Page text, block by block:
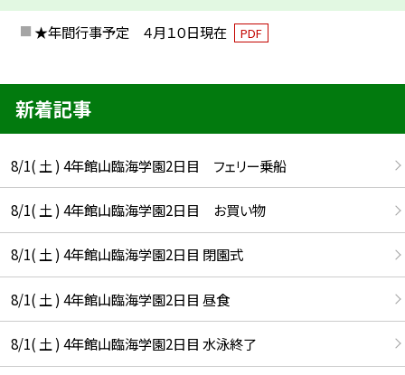
★年間行事予定 ４月１０日現在 PDF
新着記事
8/1( 土 ) 4年館山臨海学園2日目 フェリー乗船
8/1( 土 ) 4年館山臨海学園2日目 お買い物
8/1( 土 ) 4年館山臨海学園2日目 閉園式
8/1( 土 ) 4年館山臨海学園2日目 昼食
8/1( 土 ) 4年館山臨海学園2日目 水泳終了